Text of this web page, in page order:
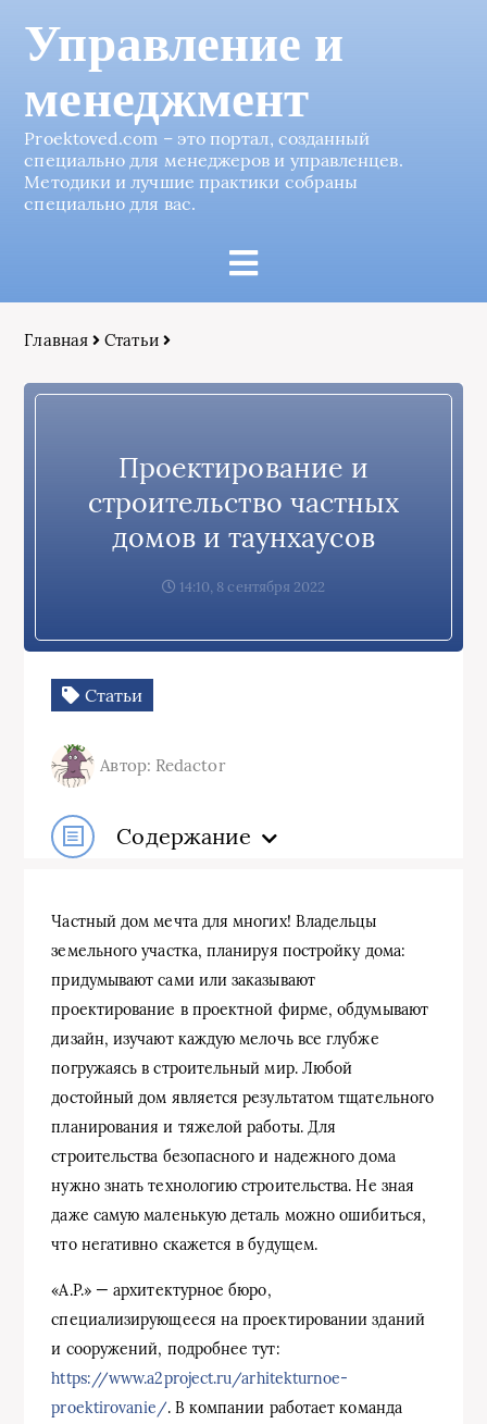
Управление и
менеджмент
Proektoved.com – это портал, созданный
специально для менеджеров и управленцев.
Методики и лучшие практики собраны
специально для вас.
Главная Статьи
Проектирование и
строительство частных
домов и таунхаусов
14:10, 8 сентября 2022
Статьи
Автор: Redactor
Содержание
Частный дом мечта для многих! Владельцы
земельного участка, планируя постройку дома:
придумывают сами или заказывают
проектирование в проектной фирме, обдумывают
дизайн, изучают каждую мелочь все глубже
погружаясь в строительный мир. Любой
достойный дом является результатом тщательного
планирования и тяжелой работы. Для
строительства безопасного и надежного дома
нужно знать технологию строительства. Не зная
даже самую маленькую деталь можно ошибиться,
что негативно скажется в будущем.
«A.P.» — архитектурное бюро,
специализирующееся на проектировании зданий
и сооружений, подробнее тут:
https://www.a2project.ru/arhitekturnoe-
proektirovanie/. В компании работает команда